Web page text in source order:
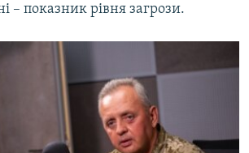
– показник рівня загрози.